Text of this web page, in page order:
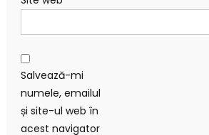
Salvează-mi
numele, emailul
și site-ul web în
acest navigator